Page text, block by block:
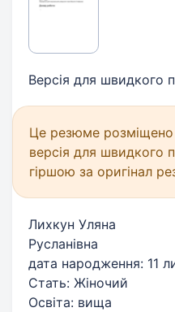
Версія для швидкого
Це резюме розміщено
версія для швидкого
гіршою за оригінал
Лихкун Уляна
Русланівна
дата народження: 11
Стать: Жіночий
Освіта: вища